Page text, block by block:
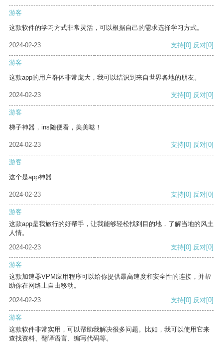
游客
这款软件的学习方式非常灵活，可以根据自己的需求选择学习方式。
2024-02-23 支持[0] 反对[0]
游客
这款app的用户群体非常庞大，我可以结识到来自世界各地的朋友。
2024-02-23 支持[0] 反对[0]
游客
梯子神器，ins随便看，美美哒！
2024-02-23 支持[0] 反对[0]
游客
这个是app神器
2024-02-23 支持[0] 反对[0]
游客
这款app是我旅行的好帮手，让我能够轻松找到目的地，了解当地的风土
人情。
2024-02-23
支持[0] 反对[0]
游客
这款加速器VPM应用程序可以给你提供最高速度和安全性的连接，并帮
助你在网络上自由移动。
2024-02-23
支持[0] 反对[0]
游客
这款软件非常实用，可以帮助我解决很多问题。比如，我可以使用它来
查找资料、翻译语言、编写代码等。